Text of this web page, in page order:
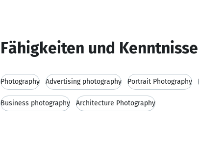
Fähigkeiten und Kenntnisse
Photography Advertising photography Portrait Photography
Business photography Architecture Photography